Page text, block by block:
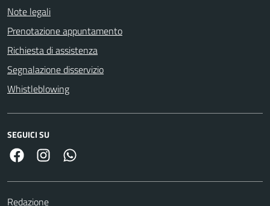
Note legali
Prenotazione appuntamento
Richiesta di assistenza
Segnalazione disservizio
Whistleblowing
SEGUICI SU
Facebook Link Instagram
Redazione